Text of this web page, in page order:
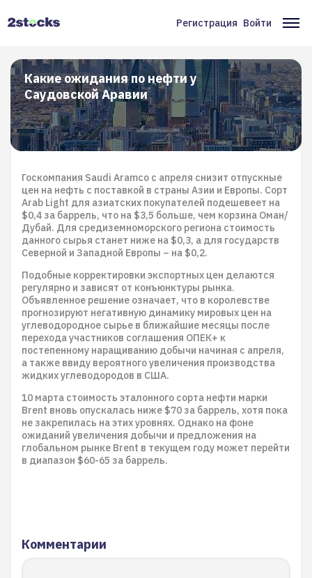
Меню
учётной
записи
пользователя
Регистрация Войти
Какие ожидания по нефти у
Саудовской Аравии
Госкомпания Saudi Aramco с апреля снизит отпускные
цен на нефть с поставкой в страны Азии и Европы. Сорт
Arab Light для азиатских покупателей подешевеет на
$0,4 за баррель, что на $3,5 больше, чем корзина Оман/
Дубай. Для средиземноморского региона стоимость
данного сырья станет ниже на $0,3, а для государств
Северной и Западной Европы – на $0,2.
Подобные корректировки экспортных цен делаются
регулярно и зависят от конъюнктуры рынка.
Объявленное решение означает, что в королевстве
прогнозируют негативную динамику мировых цен на
углеводородное сырье в ближайшие месяцы после
перехода участников соглашения ОПЕК+ к
постепенному наращиванию добычи начиная с апреля,
а также ввиду вероятного увеличения производства
жидких углеводородов в США.
10 марта стоимость эталонного сорта нефти марки
Brent вновь опускалась ниже $70 за баррель, хотя пока
не закрепилась на этих уровнях. Однако на фоне
ожиданий увеличения добычи и предложения на
глобальном рынке Brent в текущем году может перейти
в диапазон $60-65 за баррель.
Комментарии